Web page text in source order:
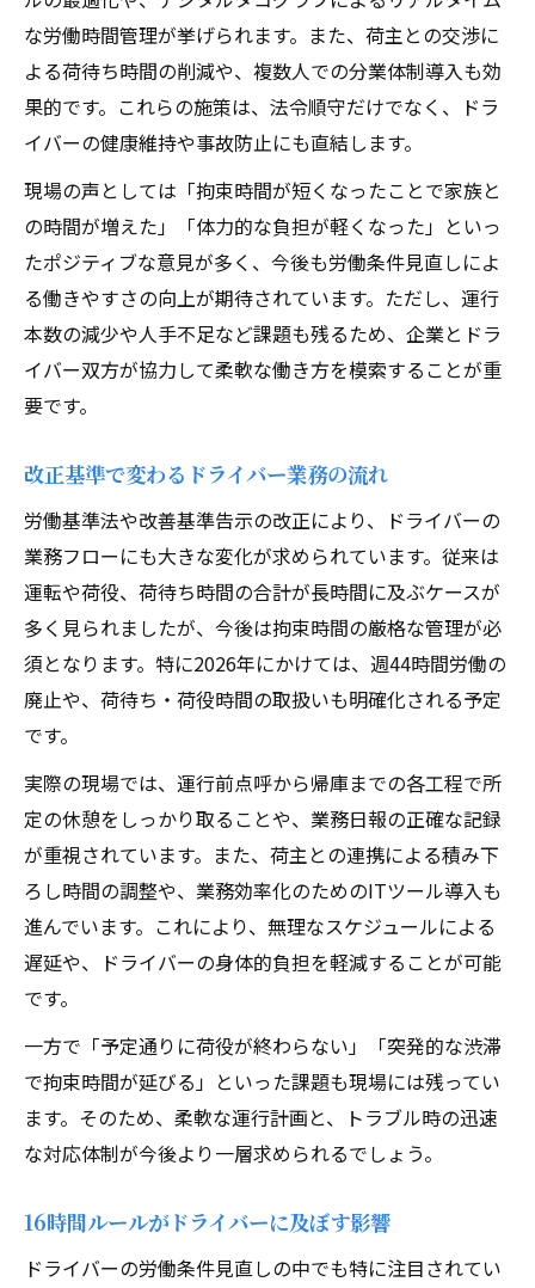
な労働時間管理が挙げられます。また、荷主との交渉に
よる荷待ち時間の削減や、複数人での分業体制導入も効
果的です。これらの施策は、法令順守だけでなく、ドラ
イバーの健康維持や事故防止にも直結します。
現場の声としては「拘束時間が短くなったことで家族と
の時間が増えた」「体力的な負担が軽くなった」といっ
たポジティブな意見が多く、今後も労働条件見直しによ
る働きやすさの向上が期待されています。ただし、運行
本数の減少や人手不足など課題も残るため、企業とドラ
イバー双方が協力して柔軟な働き方を模索することが重
要です。
改正基準で変わるドライバー業務の流れ
労働基準法や改善基準告示の改正により、ドライバーの
業務フローにも大きな変化が求められています。従来は
運転や荷役、荷待ち時間の合計が長時間に及ぶケースが
多く見られましたが、今後は拘束時間の厳格な管理が必
須となります。特に2026年にかけては、週44時間労働の
廃止や、荷待ち・荷役時間の取扱いも明確化される予定
です。
実際の現場では、運行前点呼から帰庫までの各工程で所
定の休憩をしっかり取ることや、業務日報の正確な記録
が重視されています。また、荷主との連携による積み下
ろし時間の調整や、業務効率化のためのITツール導入も
進んでいます。これにより、無理なスケジュールによる
遅延や、ドライバーの身体的負担を軽減することが可能
です。
一方で「予定通りに荷役が終わらない」「突発的な渋滞
で拘束時間が延びる」といった課題も現場には残ってい
ます。そのため、柔軟な運行計画と、トラブル時の迅速
な対応体制が今後より一層求められるでしょう。
16時間ルールがドライバーに及ぼす影響
ドライバーの労働条件見直しの中でも特に注目されてい